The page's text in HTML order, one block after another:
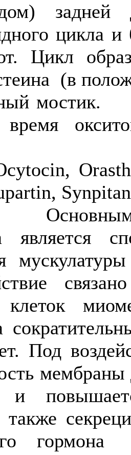
цикла
Цикл
(в
время
является
Под
мембраны
и